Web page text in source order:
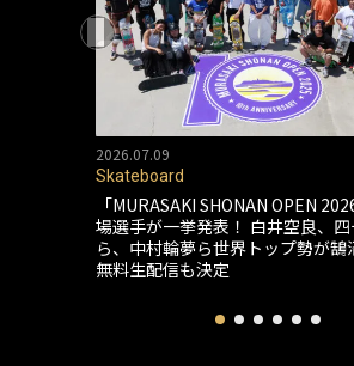
2026.07.09
Skateboard
「MURASAKI SHONAN OPEN
場選手が一挙発表！ 白井空良、四
ら、中村輪夢ら世界トップ勢が
無料生配信も決定